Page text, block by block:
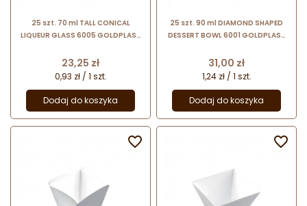
25 szt. 70 ml TALL CONICAL
LIQUEUR GLASS 6005 GOLDPLAST
Cena
23,25 zł
0,93 zł / 1 szt.
Dodaj do koszyka
25 szt. 90 ml DIAMOND SHAPED
DESSERT BOWL 6001 GOLDPLAST
desery
Cena
31,00 zł
1,24 zł / 1 szt.
Dodaj do koszyka
 